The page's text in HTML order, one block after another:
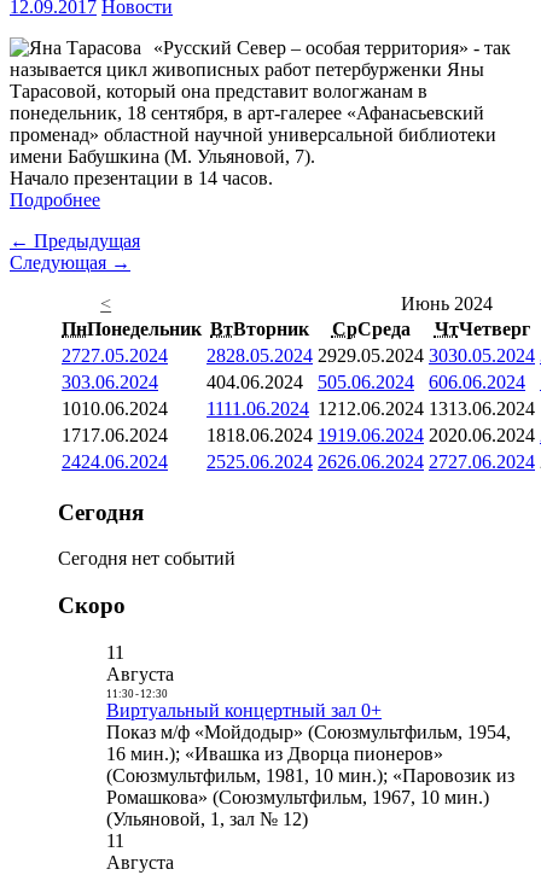
12.09.2017 Новости
«Русский Север – особая территория» - так
называется цикл живописных работ петербурженки Яны
Тарасовой, который она представит вологжанам в
понедельник, 18 сентября, в арт-галерее «Афанасьевский
променад» областной научной универсальной библиотеки
имени Бабушкина (М. Ульяновой, 7).
Начало презентации в 14 часов.
Подробнее
← Предыдущая
Следующая →
<
Июнь 2024
ПнПонедельник ВтВторник СрСреда ЧтЧетверг
2727.05.2024 2828.05.2024 2929.05.2024 3030.05.2024
303.06.2024 404.06.2024 505.06.2024 606.06.2024
1010.06.2024 1111.06.2024 1212.06.2024 1313.06.2024
1717.06.2024 1818.06.2024 1919.06.2024 2020.06.2024
2424.06.2024 2525.06.2024 2626.06.2024 2727.06.2024
Сегодня
Сегодня нет событий
Скоро
11
Августа
11:30- 12:30
Виртуальный концертный зал 0+
Показ м/ф «Мойдодыр» (Союзмультфильм, 1954,
16 мин.); «Ивашка из Дворца пионеров»
(Союзмультфильм, 1981, 10 мин.); «Паровозик из
Ромашкова» (Союзмультфильм, 1967, 10 мин.)
(Ульяновой, 1, зал № 12)
11
Августа